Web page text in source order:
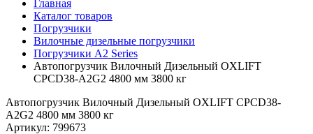
Главная
Каталог товаров
Погрузчики
Вилочные дизельные погрузчики
Погрузчики A2 Series
Автопогрузчик Вилочный Дизельный OXLIFT
CPCD38-A2G2 4800 мм 3800 кг
Автопогрузчик Вилочный Дизельный OXLIFT CPCD38-
A2G2 4800 мм 3800 кг
Артикул: 799673